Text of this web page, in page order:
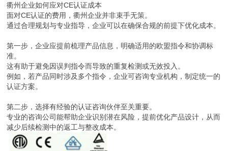
衢州企业如何应对CE认证成本
面对CE认证的费用，衢州企业并非束手无策。
通过合理规划与专业指导，企业可以在确保合规的前提下优化成本。
第一步，企业应提前梳理产品信息，明确适用的欧盟指令和协调标
准。
这有助于避免因误判指令而导致的重复检测或无效投入。
例如，若产品同时涉及多个指令，企业可咨询专业机构，制定统一的
认证方案。
第二步，选择有经验的认证咨询伙伴至关重要。
专业的咨询公司能帮助企业识别潜在风险，提前优化产品设计，从而
减少后续检测中的返工与整改成本。